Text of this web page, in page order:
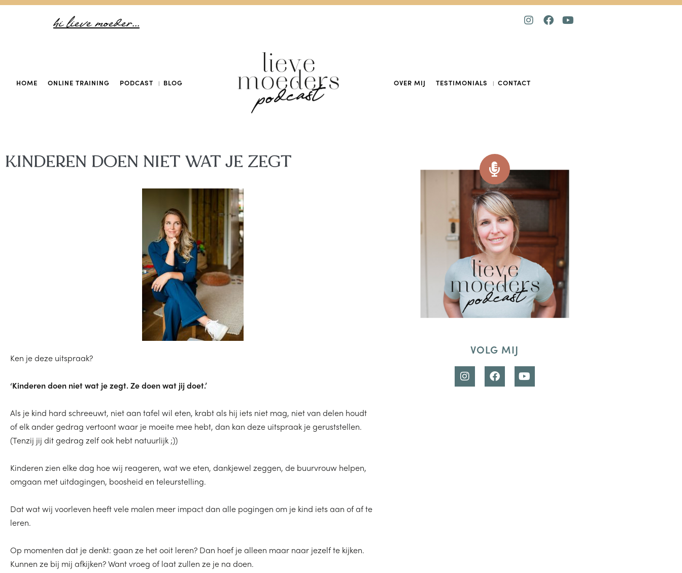
hi lieve moeder...
HOME ONLINE TRAINING PODCAST BLOG OVER MIJ TESTIMONIALS CONTACT
KINDEREN DOEN NIET WAT JE ZEGT
Ken je deze uitspraak?
‘Kinderen doen niet wat je zegt. Ze doen wat jij doet.’
Als je kind hard schreeuwt, niet aan tafel wil eten, krabt als hij iets niet mag, niet van delen houdt
of elk ander gedrag vertoont waar je moeite mee hebt, dan kan deze uitspraak je geruststellen.
(Tenzij jij dit gedrag zelf ook hebt natuurlijk ;))
Kinderen zien elke dag hoe wij reageren, wat we eten, dankjewel zeggen, de buurvrouw helpen,
omgaan met uitdagingen, boosheid en teleurstelling.
Dat wat wij voorleven heeft vele malen meer impact dan alle pogingen om je kind iets aan of af te
leren.
Op momenten dat je denkt: gaan ze het ooit leren? Dan hoef je alleen maar naar jezelf te kijken.
Kunnen ze bij mij afkijken? Want vroeg of laat zullen ze je na doen.
VOLG MIJ